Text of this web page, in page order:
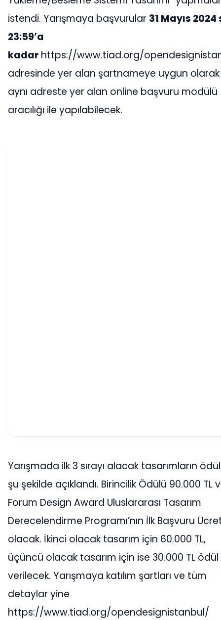
istendi. Yarışmaya başvurular 31 Mayıs
23:59’a
kadar https://www.tiad.org/
adresinde yer alan şartnameye uygun
aynı adreste yer alan online başvuru modülü
aracılığı ile yapılabilecek.
Yarışmada ilk 3 sırayı alacak tasarımların
şu şekilde açıklandı. Birincilik Ödülü 90.000 TL
Forum Design Award Uluslararası Tasarım
Derecelendirme Programı’nın İlk Başvuru
olacak. İkinci olacak tasarım için 60.000 TL,
üçüncü olacak tasarım için ise 30.000 TL ödül
verilecek. Yarışmaya katılım şartları ve tüm
detaylar yine
https://www.tiad.org/opendesignistanbul/